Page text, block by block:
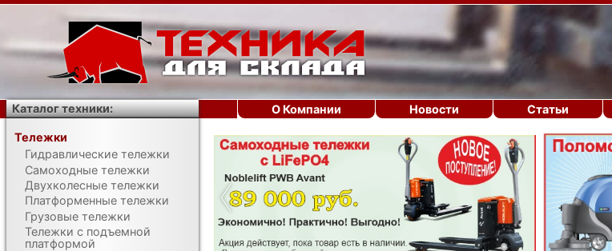
‹
О Компании Новости Статьи
Каталог техники:
Тележки
Гидравлические тележки
Самоходные тележки
Двухколесные тележки
Платформенные тележки
Грузовые тележки
Тележки с подъемной
платформой